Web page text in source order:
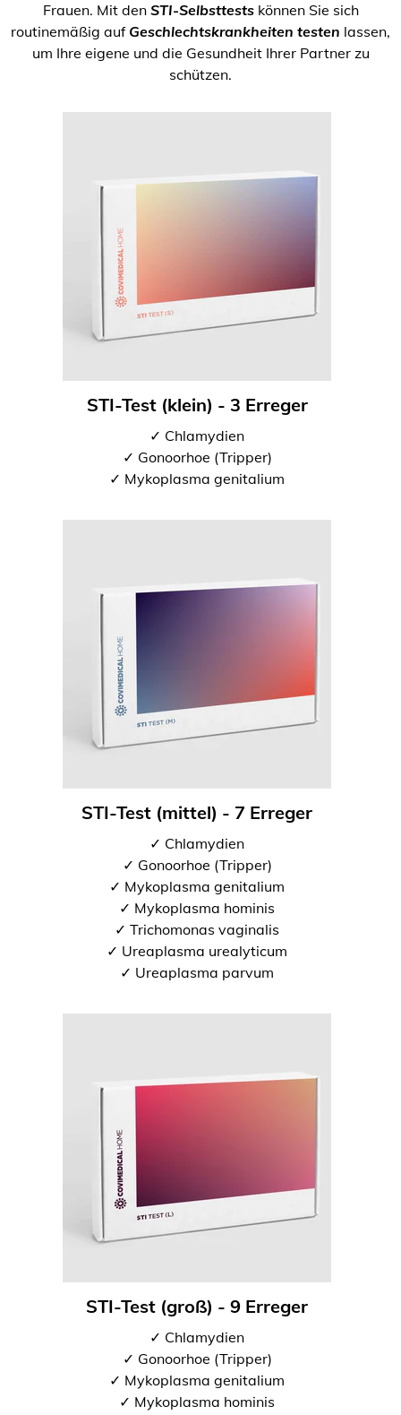
Frauen. Mit den STI-Selbsttestskönnen Sie sich
routinemäßig auf Geschlechtskrankheiten testen lassen,
um Ihre eigene und die Gesundheit Ihrer Partner zu
schützen.
STI-Test (klein) - 3 Erreger
✓ Chlamydien
✓ Gonoorhoe (Tripper)
✓ Mykoplasma genitalium
STI-Test (mittel) - 7 Erreger
✓ Chlamydien
✓ Gonoorhoe (Tripper)
✓ Mykoplasma genitalium
✓ Mykoplasma hominis
✓ Trichomonas vaginalis
✓ Ureaplasma urealyticum
✓ Ureaplasma parvum
STI-Test (groß) - 9 Erreger
✓ Chlamydien
✓ Gonoorhoe (Tripper)
✓ Mykoplasma genitalium
✓ Mykoplasma hominis